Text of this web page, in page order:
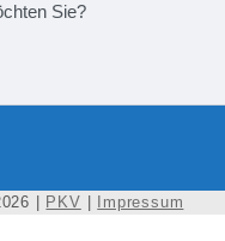
Sie?
| PKV Impressum